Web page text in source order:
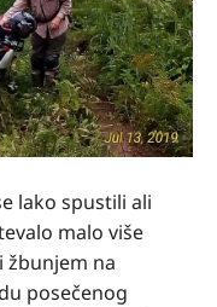
lako spustili ali
malo više
žbunjem na
posečenog